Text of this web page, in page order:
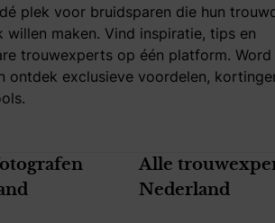
plek voor bruidsparen die hun
willen maken. Vind inspiratie, tips en
trouwexperts op één platform. Word
ontdek exclusieve voordelen,
Alle
Nederland